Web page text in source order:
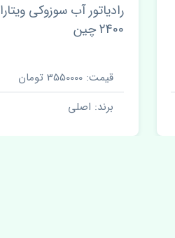
رادیاتور آب سوزوکی ویتارا
2400 چین
قیمت: 3550000 تومان
برند: اصلی